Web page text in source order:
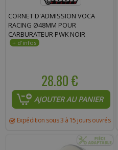
CORNET D'ADMISSION VOCA
RACING Ø48MM POUR
CARBURATEUR PWK NOIR
28.80 €
AJOUTER AU PANIER
Expédition sous 3 à 15 jours ouvrés
Commentaire :